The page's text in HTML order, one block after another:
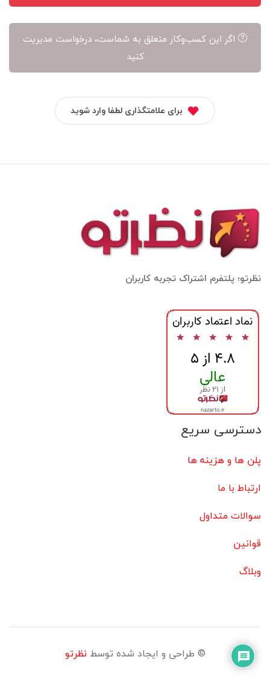
اگر این کسب‌وکار متعلق به شماست، درخواست مدیریت
کنید
برای علامتگذاری لطفا وارد شوید
نظرتو؛ پلتفرم اشتراک تجربه کاربران
دسترسی سریع
پلن ها و هزینه ها
ارتباط با ما
سوالات متداول
قوانین
وبلاگ
© طراحی و ایجاد شده توسط نظرتو